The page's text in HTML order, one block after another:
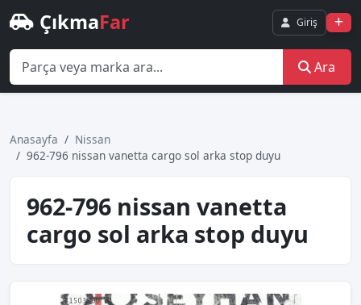
ÇıkmaFar Giriş
Ara
Anasayfa
Nissan
962-796 nissan vanetta cargo sol arka stop duyu
962-796 nissan vanetta
cargo sol arka stop duyu